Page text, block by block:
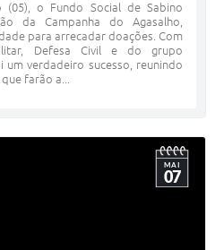
(05), o Fundo Social de Sabino
da Campanha do Agasalho,
para arrecadar doações. Com
Defesa Civil e do grupo
um verdadeiro sucesso, reunindo
farão a...
MAI
07